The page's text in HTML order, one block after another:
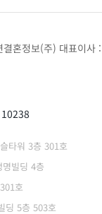
혼정보(주) 대표이
타워 3층 301호
빌딩 4층
호
딩 5층 503호